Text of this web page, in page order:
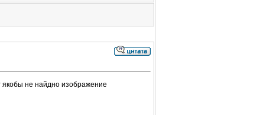
якобы не найдно изображение